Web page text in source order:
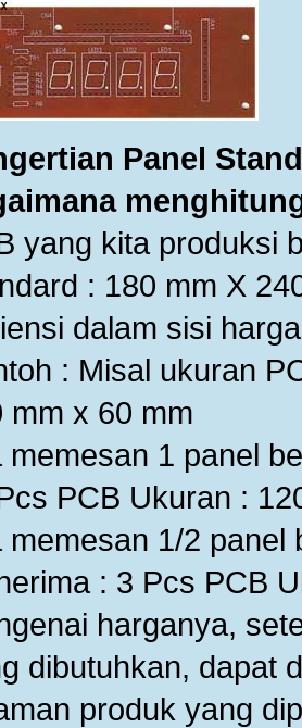
Panel
yang kita produksi
: 180 mm X
dalam sisi
: Misal ukuran
mm x 60 mm
memesan 1 panel
PCB Ukuran :
memesan 1/2 panel
: 3 Pcs PCB
harganya,
dibutuhkan, dapat
produk yang